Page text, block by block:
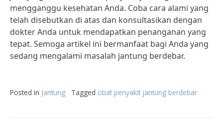
mengganggu kesehatan Anda. Coba cara alami yang
telah disebutkan di atas dan konsultasikan dengan
dokter Anda untuk mendapatkan penanganan yang
tepat. Semoga artikel ini bermanfaat bagi Anda yang
sedang mengalami masalah jantung berdebar.
Posted in Jantung Tagged obat penyakit jantung berdebar